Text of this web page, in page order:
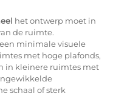
het ontwerp moet in
de ruimte.
minimale visuele
met hoge plafonds,
in kleinere ruimtes met
schaal of sterk